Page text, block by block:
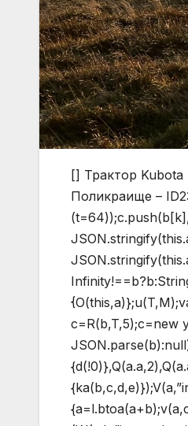
[] Трактор
Поликраище –
c=R(b,T,5);c=new